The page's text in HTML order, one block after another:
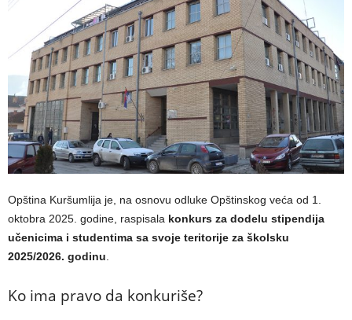
Opština Kuršumlija je, na osnovu odluke Opštinskog veća od 1.
oktobra 2025. godine, raspisala konkurs za dodelu stipendija
učenicima i studentima sa svoje teritorije za školsku
2025/2026. godinu
Ko ima pravo da konkuriše?